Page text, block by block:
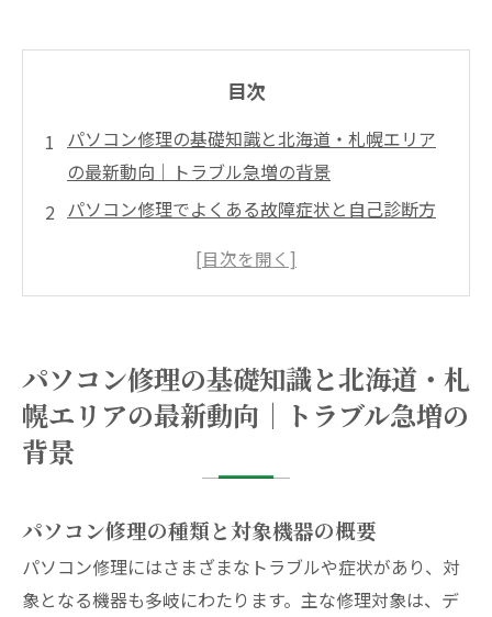
目次
パソコン修理の基礎知識と北海道・札幌エリア
の最新動向｜トラブル急増の背景
パソコン修理でよくある故障症状と自己診断方
パソコン修理料金の徹底解説｜相場・内訳・安
み・出張・宅配・即日対応の選び方
信頼できるパソコン修理業者・店舗の選び方｜
実績・保証・口コミの見極め術
失敗談から学ぶ依頼の極意
北海道幕別町エリアのパソコン修理について
北海道幕別町周辺について
パソコン修理の基礎知識と北海道・札
幌エリアの最新動向｜トラブル急増の
背景
パソコン修理の種類と対象機器の概要
パソコン修理にはさまざまなトラブルや症状があり、対
象となる機器も多岐にわたります。主な修理対象は、デ